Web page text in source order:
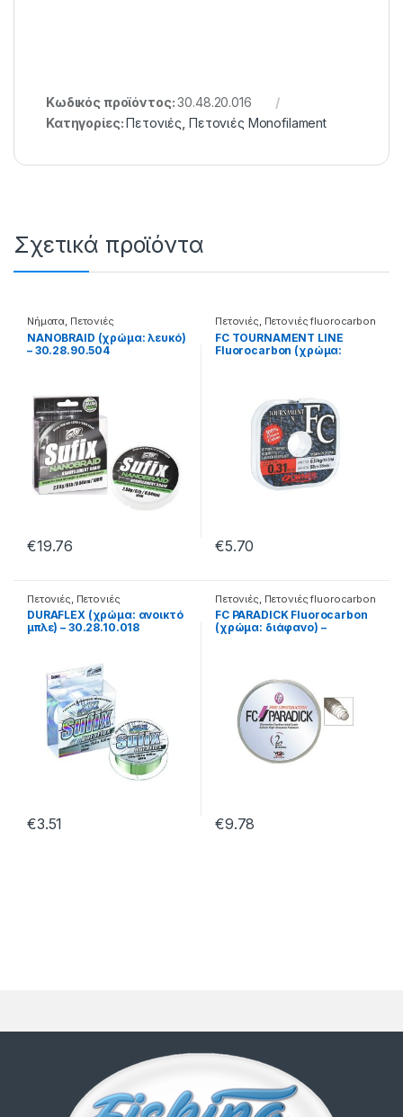
Κωδικός προϊόντος:30.48.20.016
Κατηγορίες:Πετονιές Πετονιές Monofilament
Σχετικά προϊόντα
Νήματα Πετονιές
NANOBRAID (χρώμα: λευκό)
– 30.28.90.504
€19.76
Πετονιές Πετονιές fluorocarbon
FC TOURNAMENT LINE
Fluorocarbon (χρώμα:
€5.70
Πετονιές Πετονιές
Monofilament
DURAFLEX (χρώμα: ανοικτό
μπλε) – 30.28.10.018
€3.51
Πετονιές Πετονιές fluorocarbon
FC PARADICK Fluorocarbon
(χρώμα: διάφανο) –
€9.78